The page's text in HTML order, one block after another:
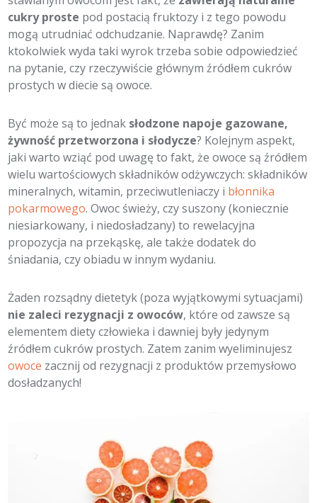
cukry proste pod postacią fruktozy i z tego powodu
mogą utrudniać odchudzanie. Naprawdę? Zanim
ktokolwiek wyda taki wyrok trzeba sobie odpowiedzieć
na pytanie, czy rzeczywiście głównym źródłem cukrów
prostych w diecie są owoce.
Być może są to jednak słodzone napoje gazowane,
żywność przetworzona i słodycze? Kolejnym aspekt,
jaki warto wziąć pod uwagę to fakt, że owoce są źródłem
wielu wartościowych składników odżywczych: składników
mineralnych, witamin, przeciwutleniaczy i błonnika
pokarmowego. Owoc świeży, czy suszony (koniecznie
niesiarkowany, i niedosładzany) to rewelacyjna
propozycja na przekąskę, ale także dodatek do
śniadania, czy obiadu w innym wydaniu.
Żaden rozsądny dietetyk (poza wyjątkowymi sytuacjami)
nie zaleci rezygnacji z owoców, które od zawsze są
elementem diety człowieka i dawniej były jedynym
źródłem cukrów prostych. Zatem zanim wyeliminujesz
owoce zacznij od rezygnacji z produktów przemysłowo
dosładzanych!